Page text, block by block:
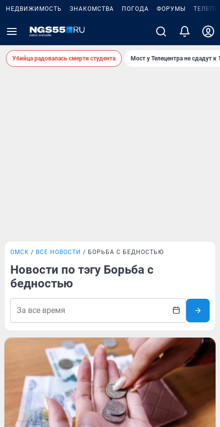
НЕДВИЖИМОСТЬ ЗНАКОМСТВА ПОГОДА ФОРУМЫ
Убийца радовалась смерти студента Мост у Телецентра не сдадут к
ОМСК ВСЕ НОВОСТИ БОРЬБА С БЕДНОСТЬЮ
Новости по тэгу Борьба с
бедностью